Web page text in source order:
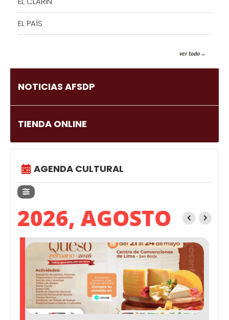
EL PAÍS
ver todo
NOTICIAS AFSDP
TIENDA ONLINE
AGENDA CULTURAL
2026, AGOSTO